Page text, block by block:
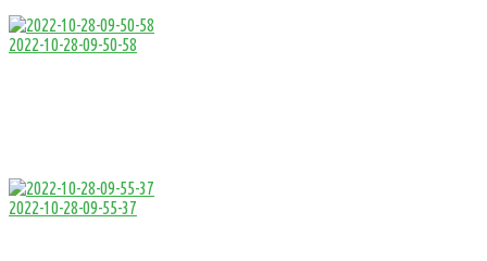
2022-10-28-09-50-58
2022-10-28-09-55-37